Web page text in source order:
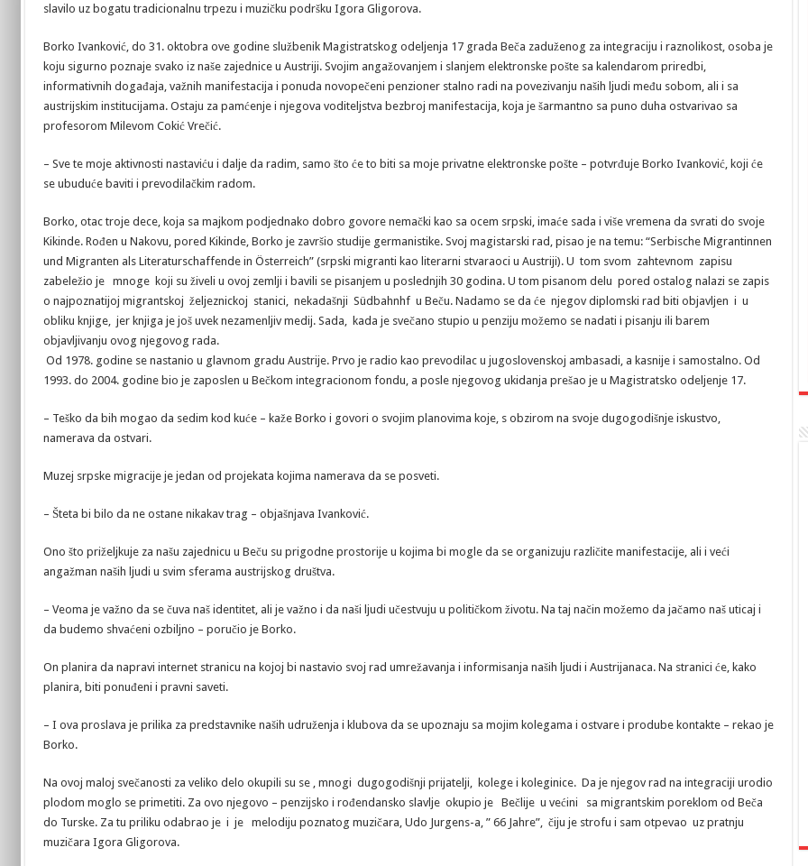
slavilo uz bogatu tradicionalnu trpezu i muzičku podršku Igora Gligorova.
Borko Ivanković, do 31. oktobra ove godine službenik Magistratskog odeljenja 17 grada Beča zaduženog za integraciju i raznolikost, osoba je
koju sigurno poznaje svako iz naše zajednice u Austriji. Svojim angažovanjem i slanjem elektronske pošte sa kalendarom priredbi,
informativnih događaja, važnih manifestacija i ponuda novopečeni penzioner stalno radi na povezivanju naših ljudi među sobom, ali i sa
austrijskim institucijama. Ostaju za pamćenje i njegova voditeljstva bezbroj manifestacija, koja je šarmantno sa puno duha ostvarivao sa
profesorom Milevom Cokić Vrečić.
– Sve te moje aktivnosti nastaviću i dalje da radim, samo što će to biti sa moje privatne elektronske pošte – potvrđuje Borko Ivanković, koji će
se ubuduće baviti i prevodilačkim radom.
Borko, otac troje dece, koja sa majkom podjednako dobro govore nemački kao sa ocem srpski, imaće sada i više vremena da svrati do svoje
Kikinde. Rođen u Nakovu, pored Kikinde, Borko je završio studije germanistike. Svoj magistarski rad, pisao je na temu: “Serbische Migrantinnen
und Migranten als Literaturschaffende in Österreich” (srpski migranti kao literarni stvaraoci u Austriji). U tom svom zahtevnom zapisu
zabeležio je mnoge koji su živeli u ovoj zemlji i bavili se pisanjem u poslednjih 30 godina. U tom pisanom delu pored ostalog nalazi se zapis
o najpoznatijoj migrantskoj željeznickoj stanici, nekadašnji Südbahnhf u Beču. Nadamo se da će njegov diplomski rad biti objavljen i u
obliku knjige, jer knjiga je još uvek nezamenljiv medij. Sada, kada je svečano stupio u penziju možemo se nadati i pisanju ili barem
objavljivanju ovog njegovog rada.
Od 1978. godine se nastanio u glavnom gradu Austrije. Prvo je radio kao prevodilac u jugoslovenskoj ambasadi, a kasnije i samostalno. Od
1993. do 2004. godine bio je zaposlen u Bečkom integracionom fondu, a posle njegovog ukidanja prešao je u Magistratsko odeljenje 17.
– Teško da bih mogao da sedim kod kuće – kaže Borko i govori o svojim planovima koje, s obzirom na svoje dugogodišnje iskustvo,
namerava da ostvari.
Muzej srpske migracije je jedan od projekata kojima namerava da se posveti.
– Šteta bi bilo da ne ostane nikakav trag – objašnjava Ivanković.
Ono što priželjkuje za našu zajednicu u Beču su prigodne prostorije u kojima bi mogle da se organizuju različite manifestacije, ali i veći
angažman naših ljudi u svim sferama austrijskog društva.
– Veoma je važno da se čuva naš identitet, ali je važno i da naši ljudi učestvuju u političkom životu. Na taj način možemo da jačamo naš uticaj i
da budemo shvaćeni ozbiljno – poručio je Borko.
On planira da napravi internet stranicu na kojoj bi nastavio svoj rad umrežavanja i informisanja naših ljudi i Austrijanaca. Na stranici će, kako
planira, biti ponuđeni i pravni saveti.
– I ova proslava je prilika za predstavnike naših udruženja i klubova da se upoznaju sa mojim kolegama i ostvare i prodube kontakte – rekao je
Borko.
Na ovoj maloj svečanosti za veliko delo okupili su se , mnogi dugogodišnji prijatelji, kolege i koleginice. Da je njegov rad na integraciji urodio
plodom moglo se primetiti. Za ovo njegovo – penzijsko i rođendansko slavlje okupio je Bečlije u većini sa migrantskim poreklom od Beča
do Turske. Za tu priliku odabrao je i je melodiju poznatog muzičara, Udo Jurgens-a, ” 66 Jahre”, čiju je strofu i sam otpevao uz pratnju
muzičara Igora Gligorova.